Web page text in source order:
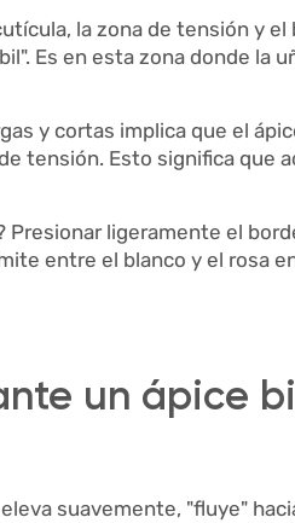
la zona de tensión y el
Es en esta zona donde la
y cortas implica que el
tensión. Esto significa que
ligeramente el
entre el blanco y el rosa
un ápice
suavemente, "fluye"